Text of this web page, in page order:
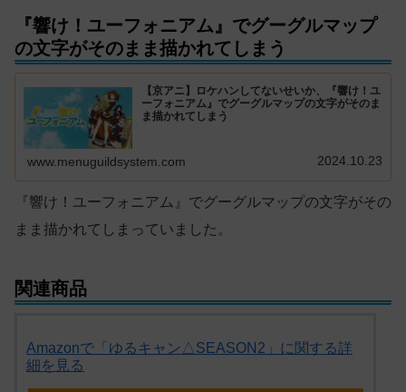
『響け！ユーフォニアム』でグーグルマップ
の文字がそのまま描かれてしまう
【京アニ】ロケハンしてないせいか、『響け！ユ
ーフォニアム』でグーグルマップの文字がそのま
ま描かれてしまう
www.menuguildsystem.com 2024.10.23
『響け！ユーフォニアム』でグーグルマップの文字がその
まま描かれてしまっていました。
関連商品
Amazonで「ゆるキャン△SEASON2」に関する詳
細を見る